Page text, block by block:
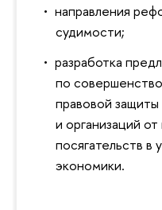
направления
судимости;
разработка
по
правовой
и организаций
посягательств в
экономики.